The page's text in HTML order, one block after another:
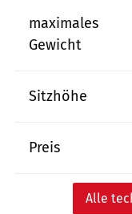
maximales
Gewicht
Sitzhöhe
Preis
Alle